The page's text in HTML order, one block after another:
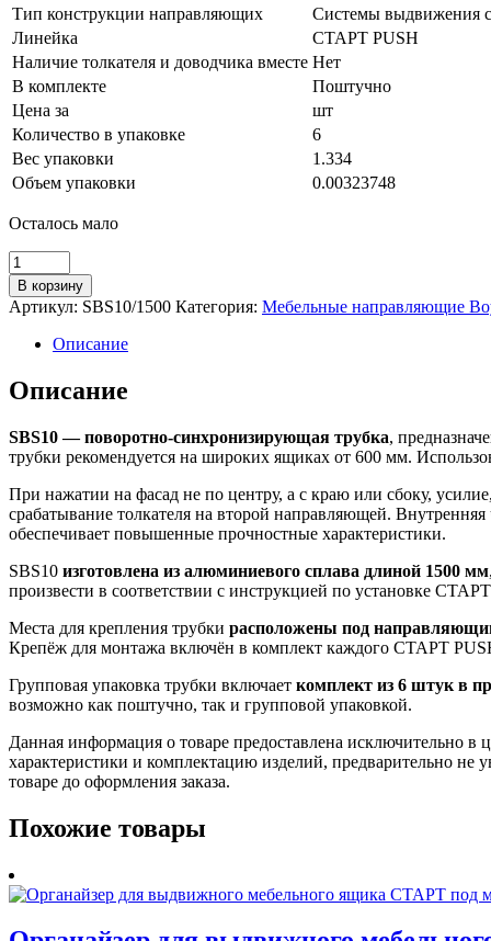
Тип конструкции направляющих
Системы выдвижения
Линейка
СТАРТ PUSH
Наличие толкателя и доводчика вместе Нет
В комплекте
Поштучно
Цена за
шт
Количество в упаковке
6
Вес упаковки
1.334
Объем упаковки
0.00323748
Осталось мало
Количество
товара
Поворотно-
синхронизирующая
трубка
СТАРТ
PUSH
В корзину
Артикул: SBS10/1500 Категория: Мебельные направляющие
Описание
Описание
SBS10 — поворотно-синхронизирующая трубка,
трубки рекомендуется на широких ящиках от 600 мм.
При нажатии на фасад не по центру, а с краю или сбоку,
срабатывание толкателя на второй направляющей.
обеспечивает повышенные прочностные характеристики.
SBS10 изготовлена из алюминиевого сплава длиной 1500 мм
произвести в соответствии с инструкцией по установке
Места для крепления трубки расположены под
Крепёж для монтажа включён в комплект каждого СТАРТ
Групповая упаковка трубки включает комплект из 6 штук в
возможно как поштучно, так и групповой упаковкой.
Данная информация о товаре предоставлена исключительно в
характеристики и комплектацию изделий, предварительно не
товаре до оформления заказа.
Похожие товары